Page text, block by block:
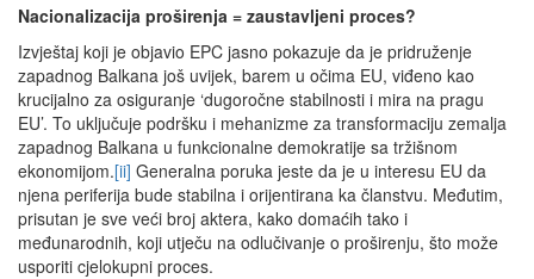
Nacionalizacija proširenja = zaustavljeni proces?
Izvještaj koji je objavio EPC jasno pokazuje da je pridruženje
zapadnog Balkana još uvijek, barem u očima EU, viđeno kao
krucijalno za osiguranje ‘dugoročne stabilnosti i mira na pragu
EU’. To uključuje podršku i mehanizme za transformaciju zemalja
zapadnog Balkana u funkcionalne demokratije sa tržišnom
ekonomijom.[ii] Generalna poruka jeste da je u interesu EU da
njena periferija bude stabilna i orijentirana ka članstvu. Međutim,
prisutan je sve veći broj aktera, kako domaćih tako i
međunarodnih, koji utječu na odlučivanje o proširenju, što može
usporiti cjelokupni proces.